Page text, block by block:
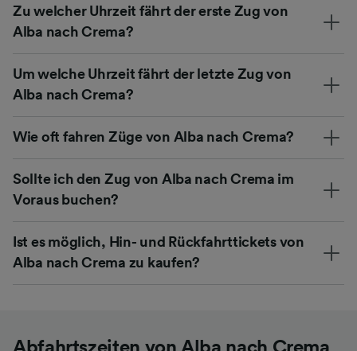
Zu welcher Uhrzeit fährt der erste Zug von
Alba nach Crema?
Um welche Uhrzeit fährt der letzte Zug von
Alba nach Crema?
Wie oft fahren Züge von Alba nach Crema?
Sollte ich den Zug von Alba nach Crema im
Voraus buchen?
Ist es möglich, Hin- und Rückfahrttickets von
Alba nach Crema zu kaufen?